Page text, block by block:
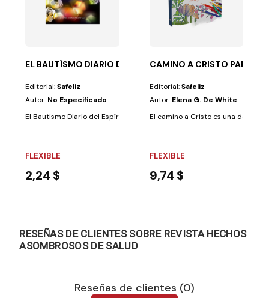
miembro a...
el último.Y entre ambos, todos tenemos otros...
EL BAUTÍSMO DIARIO DEL ESPIRITU SANTO
Editorial:Safeliz
Autor: No Especificado
El Bautismo Diario del Espíritu Santo – Un Llamado al Reavivamiento
FLEXIBLE
2,24 $
CAMINO A CRISTO PARA
Editorial:Safeliz
Autor: Elena G. De White
El camino a Cristo es una de las
FLEXIBLE
9,74 $
RESEÑAS DE CLIENTES SOBRE REVISTA HECHOS
ASOMBROSOS DE SALUD
Reseñas de clientes (0)